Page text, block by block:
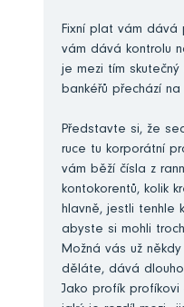
Fixní plat vám dává
vám dává kontrolu
je mezi tím
bankéřů přechází na
Představte si, že
ruce tu korporátní
vám běží čísla z
kontokorentů, kolik
hlavně, jestli tenhle
abyste si mohli
Možná vás už
děláte, dává
Jako profík